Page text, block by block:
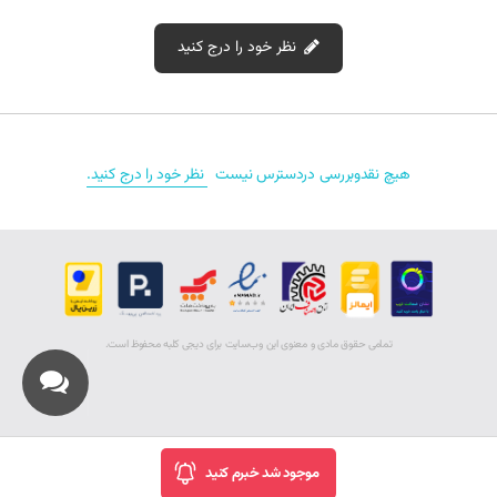
موجود شد خبرم کنید
نظر خود را درج کنید
نقد و بررسی‌‌ (0)
هیچ نقدوبررسی دردسترس نیست نظر خود را درج کنید.
تمامی حقوق مادی و معنوی اين وب‌سايت برای دیجی کلبه محفوظ است.